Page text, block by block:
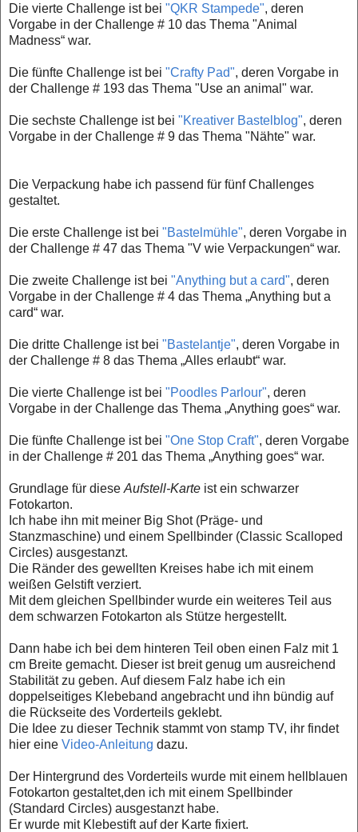
Die vierte Challenge ist bei "QKR Stampede", deren
Vorgabe in der Challenge # 10 das Thema "Animal
Madness“ war.
Die fünfte Challenge ist bei "Crafty Pad", deren Vorgabe in
der Challenge # 193 das Thema "Use an animal" war.
Die sechste Challenge ist bei "Kreativer Bastelblog", deren
Vorgabe in der Challenge # 9 das Thema "Nähte" war.
Die Verpackung habe ich passend für fünf Challenges
gestaltet.
Die erste Challenge ist bei "Bastelmühle", deren Vorgabe in
der Challenge # 47 das Thema "V wie Verpackungen“ war.
Die zweite Challenge ist bei "Anything but a card", deren
Vorgabe in der Challenge # 4 das Thema „Anything but a
card“ war.
Die dritte Challenge ist bei "Bastelantje", deren Vorgabe in
der Challenge # 8 das Thema „Alles erlaubt“ war.
Die vierte Challenge ist bei "Poodles Parlour", deren
Vorgabe in der Challenge das Thema „Anything goes“ war.
Die fünfte Challenge ist bei "One Stop Craft", deren Vorgabe
in der Challenge # 201 das Thema „Anything goes“ war.
Grundlage für diese Aufstell-Karte ist ein schwarzer
Fotokarton.
Ich habe ihn mit meiner Big Shot (Präge- und
Stanzmaschine) und einem Spellbinder (Classic Scalloped
Circles) ausgestanzt.
Die Ränder des gewellten Kreises habe ich mit einem
weißen Gelstift verziert.
Mit dem gleichen Spellbinder wurde ein weiteres Teil aus
dem schwarzen Fotokarton als Stütze hergestellt.
Dann habe ich bei dem hinteren Teil oben einen Falz mit 1
cm Breite gemacht. Dieser ist breit genug um ausreichend
Stabilität zu geben. Auf diesem Falz habe ich ein
doppelseitiges Klebeband angebracht und ihn bündig auf
die Rückseite des Vorderteils geklebt.
Die Idee zu dieser Technik stammt von stamp TV, ihr findet
hier eine Video-Anleitung dazu.
Der Hintergrund des Vorderteils wurde mit einem hellblauen
Fotokarton gestaltet,den ich mit einem Spellbinder
(Standard Circles) ausgestanzt habe.
Er wurde mit Klebestift auf der Karte fixiert.